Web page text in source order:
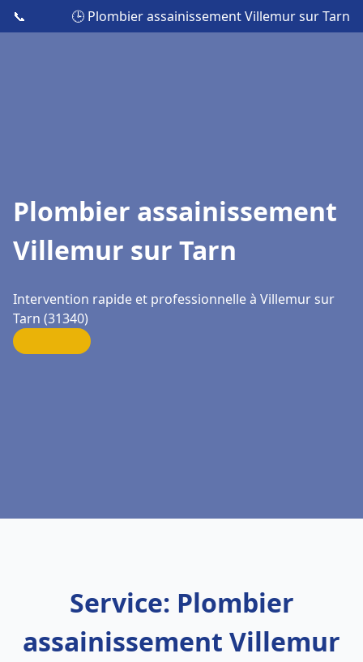
📞 🕒 Plombier assainissement Villemur sur Tarn
Plombier assainissement
Villemur sur Tarn
Intervention rapide et professionnelle à Villemur sur
Tarn (31340)
Service: Plombier
assainissement Villemur